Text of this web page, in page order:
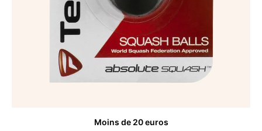
Moins de 20 euros